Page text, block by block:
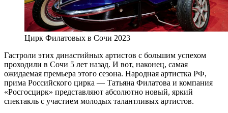
Цирк Филатовых в Сочи 2023
Гастроли этих династийных артистов с большим успехом
проходили в Сочи 5 лет назад. И вот, наконец, самая
ожидаемая премьера этого сезона. Народная артистка РФ,
прима Российского цирка — Татьяна Филатова и компания
«Росгосцирк» представляют абсолютно новый, яркий
спектакль с участием молодых талантливых артистов.